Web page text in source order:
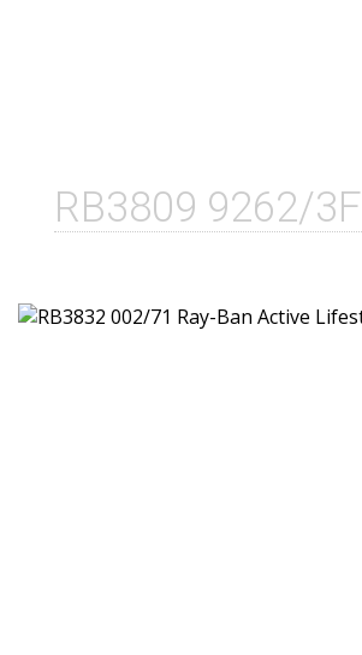
RB3809 9262/3F